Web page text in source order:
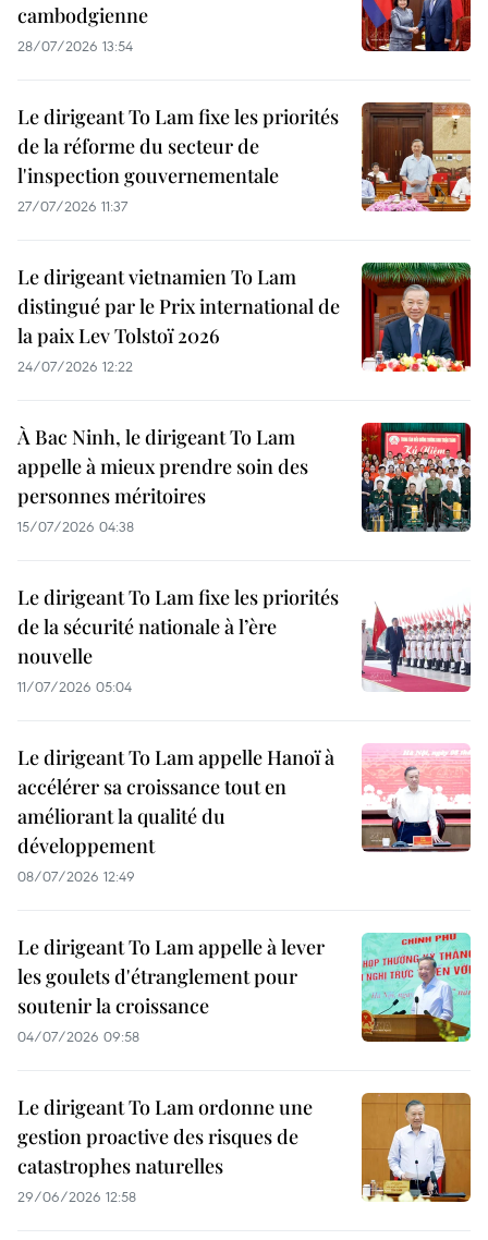
cambodgienne
28/07/2026 13:54
Le dirigeant To Lam fixe les priorités
de la réforme du secteur de
l'inspection gouvernementale
27/07/2026 11:37
Le dirigeant vietnamien To Lam
distingué par le Prix international de
la paix Lev Tolstoï 2026
24/07/2026 12:22
À Bac Ninh, le dirigeant To Lam
appelle à mieux prendre soin des
personnes méritoires
15/07/2026 04:38
Le dirigeant To Lam fixe les priorités
de la sécurité nationale à l’ère
nouvelle
11/07/2026 05:04
Le dirigeant To Lam appelle Hanoï à
accélérer sa croissance tout en
améliorant la qualité du
développement
08/07/2026 12:49
Le dirigeant To Lam appelle à lever
les goulets d'étranglement pour
soutenir la croissance
04/07/2026 09:58
Le dirigeant To Lam ordonne une
gestion proactive des risques de
catastrophes naturelles
29/06/2026 12:58